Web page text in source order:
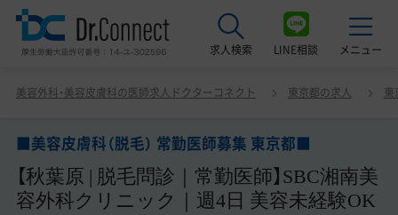
求人検索 LINE相談 メニュー
美容クリニック見学ご希望の方はこちら
サービス紹介
美容外科・美容皮膚科の医師求人ドクターコネクト 東京都の求人 東
■美容皮膚科（脱毛） 常勤医師募集 東京都■
【秋葉原 | 脱毛問診｜常勤医師】SBC湘南美
容外科クリニック｜週4日 美容未経験OK
■美容皮膚科（脱毛） 常勤医師募集 東京都■ 【秋葉原 | 脱毛
問診｜常勤医師】SBC湘南美容外科クリニック｜週4日 美
はお問合せ下さい。